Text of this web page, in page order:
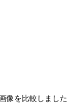
像を比較しました